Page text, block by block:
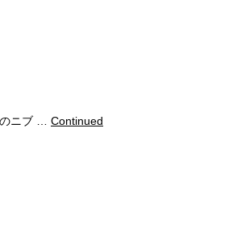
ニブ … Continued